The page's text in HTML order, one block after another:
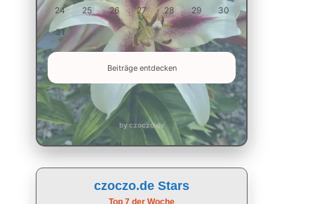
24 25 26 27 28 29 30
31
Beiträge entdecken
by czoczo.de
czoczo.de Stars
Top 7 der Woche